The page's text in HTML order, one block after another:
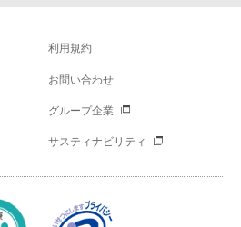
利用規約
お問い合わせ
グループ企業
サスティナビリティ